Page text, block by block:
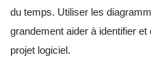
du temps. Utiliser les
grandement aider à identifier
projet logiciel.